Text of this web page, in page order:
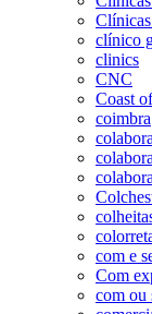
clínico
clinics
CNC
Coast
coimbra
com e
Com
com ou